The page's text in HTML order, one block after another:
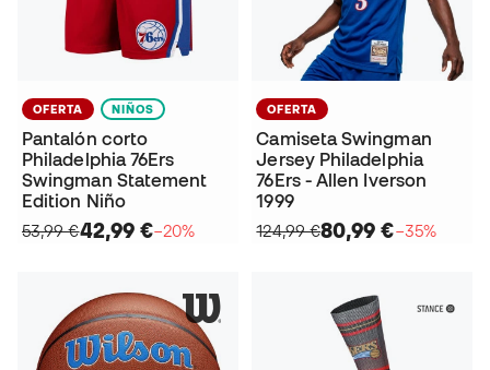
OFERTA NIÑOS
Pantalón corto
Philadelphia 76Ers
Swingman Statement
Edition Niño
53,99 €42,99 €−20%
OFERTA
Camiseta Swingman
Jersey Philadelphia
76Ers - Allen Iverson
1999
124,99 €80,99 €−35%